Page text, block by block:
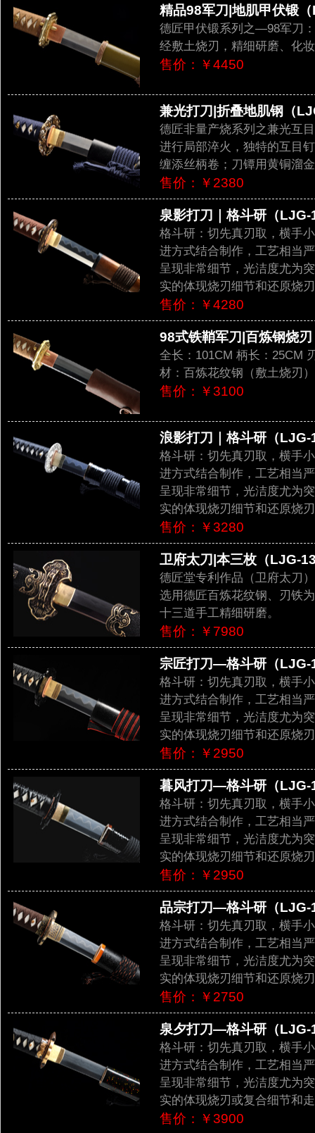
精品98军刀|地肌甲伏锻
德匠甲伏锻系列之—98军刀
经敷土烧刃，精细研磨、化
售价：￥4450
兼光打刀|折叠地肌钢（
德匠非量产烧系列之兼光互
进行局部淬火，独特的互目
缠添丝柄卷；刀镡用黄铜溜
售价：￥2380
泉影打刀｜格斗研（LJG-
格斗研：切先真刃取，横手
进方式结合制作，工艺相当严
呈现非常细节，光洁度尤为
实的体现烧刃细节和还原烧
售价：￥4280
98式铁鞘军刀|百炼钢烧
全长：101CM 柄长：25CM
材：百炼花纹钢（敷土烧刃
售价：￥3100
浪影打刀｜格斗研（LJG-
格斗研：切先真刃取，横手
进方式结合制作，工艺相当严
呈现非常细节，光洁度尤为
实的体现烧刃细节和还原烧
售价：￥3280
卫府太刀|本三枚（LJG-
德匠堂专利作品（卫府太刀
选用德匠百炼花纹钢、刃铁
十三道手工精细研磨。
售价：￥7980
宗匠打刀—格斗研（LJG-
格斗研：切先真刃取，横手
进方式结合制作，工艺相当严
呈现非常细节，光洁度尤为
实的体现烧刃细节和还原烧
售价：￥2950
暮风打刀—格斗研（LJG-
格斗研：切先真刃取，横手
进方式结合制作，工艺相当严
呈现非常细节，光洁度尤为
实的体现烧刃细节和还原烧
售价：￥2950
品宗打刀—格斗研（LJG-
格斗研：切先真刃取，横手
进方式结合制作，工艺相当严
呈现非常细节，光洁度尤为
实的体现烧刃细节和还原烧
售价：￥2750
泉夕打刀—格斗研（LJG-
格斗研：切先真刃取，横手
进方式结合制作，工艺相当严
呈现非常细节，光洁度尤为
实的体现烧刃或复合细节和
售价：￥3900